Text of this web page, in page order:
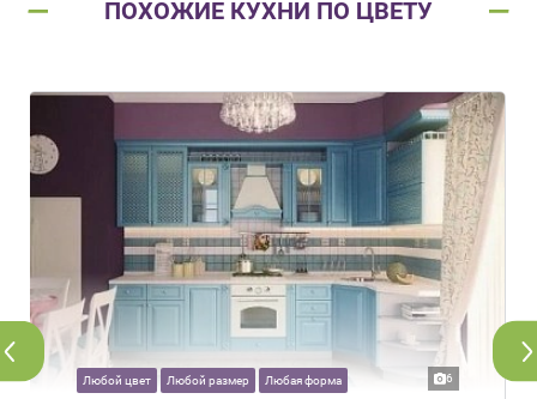
ПОХОЖИЕ КУХНИ ПО ЦВЕТУ
Любой цвет Любой размер Любая форма 6